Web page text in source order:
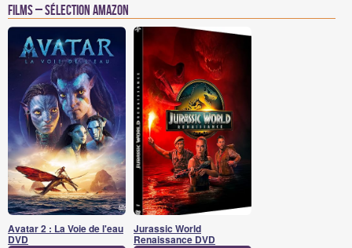
Films – Sélection Amazon
Avatar 2 : La Voie de l'eau
DVD
Jurassic World
Renaissance DVD